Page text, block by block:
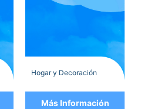
Hogar y Decoración
Más Información